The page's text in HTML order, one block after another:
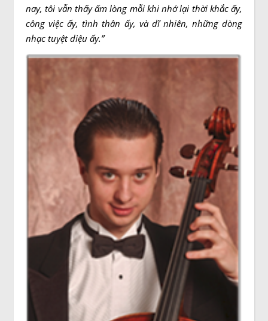
nay, tôi vẫn thấy ấm lòng mỗi khi nhớ lại thời khắc ấy,
công việc ấy, tình thân ấy, và dĩ nhiên, những dòng
nhạc tuyệt diệu ấy.”